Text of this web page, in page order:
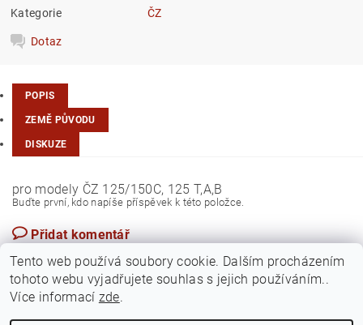
Kategorie ČZ
Dotaz
POPIS
ZEMĚ PŮVODU
DISKUZE
pro modely ČZ 125/150C, 125 T,A,B
Buďte první, kdo napíše příspěvek k této položce.
Přidat komentář
Tento web používá soubory cookie. Dalším procházením
tohoto webu vyjadřujete souhlas s jejich používáním..
Více informací zde.